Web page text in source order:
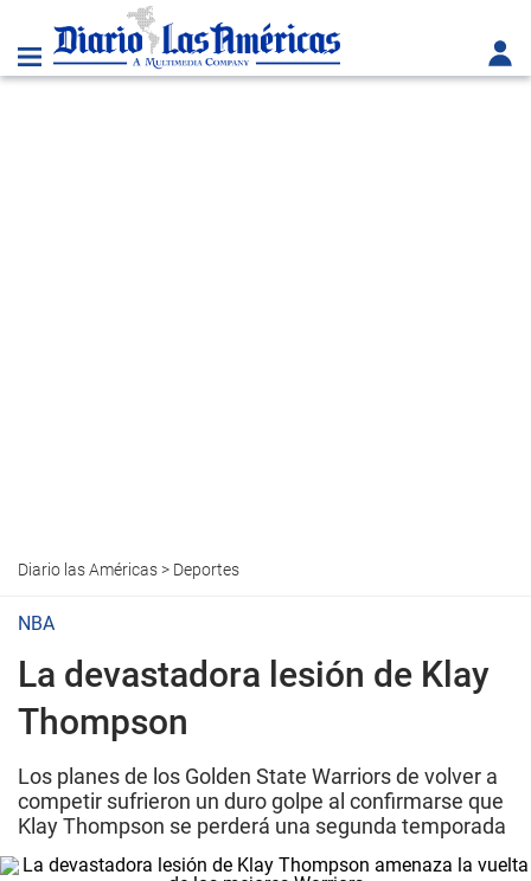
Diario las Américas> Deportes
NBA
La devastadora lesión de Klay
Thompson
Los planes de los Golden State Warriors de volver a
competir sufrieron un duro golpe al confirmarse que
Klay Thompson se perderá una segunda temporada